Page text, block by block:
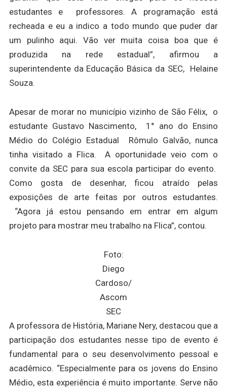
estudantes e professores. A programação está
recheada e eu a indico a todo mundo que puder dar
um pulinho aqui. Vão ver muita coisa boa que é
produzida na rede estadual”, afirmou a
superintendente da Educação Básica da SEC, Helaine
Souza.
Apesar de morar no município vizinho de São Félix, o
estudante Gustavo Nascimento, 1° ano do Ensino
Médio do Colégio Estadual Rômulo Galvão, nunca
tinha visitado a Flica. A oportunidade veio com o
convite da SEC para sua escola participar do evento.
Como gosta de desenhar, ficou atraído pelas
exposições de arte feitas por outros estudantes.
“Agora já estou pensando em entrar em algum
projeto para mostrar meu trabalho na Flica”, contou.
Foto:
Diego
Cardoso/
Ascom
SEC
A professora de História, Mariane Nery, destacou que a
participação dos estudantes nesse tipo de evento é
fundamental para o seu desenvolvimento pessoal e
acadêmico. “Especialmente para os jovens do Ensino
Médio, esta experiência é muito importante. Serve não